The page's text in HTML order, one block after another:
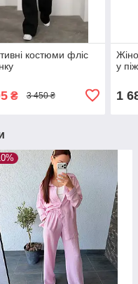
костюми фліс
₴ 3 450 ₴
у
1